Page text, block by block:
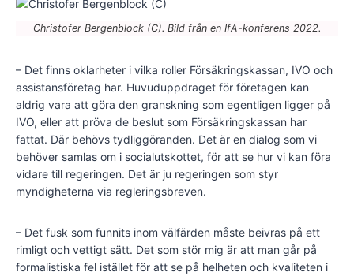
Christofer Bergenblock (C). Bild från en IfA-konferens 2022.
– Det finns oklarheter i vilka roller Försäkringskassan, IVO och
assistansföretag har. Huvuduppdraget för företagen kan
aldrig vara att göra den granskning som egentligen ligger på
IVO, eller att pröva de beslut som Försäkringskassan har
fattat. Där behövs tydliggöranden. Det är en dialog som vi
behöver samlas om i socialutskottet, för att se hur vi kan föra
vidare till regeringen. Det är ju regeringen som styr
myndigheterna via regleringsbreven.
– Det fusk som funnits inom välfärden måste beivras på ett
rimligt och vettigt sätt. Det som stör mig är att man går på
formalistiska fel istället för att se på helheten och kvaliteten i